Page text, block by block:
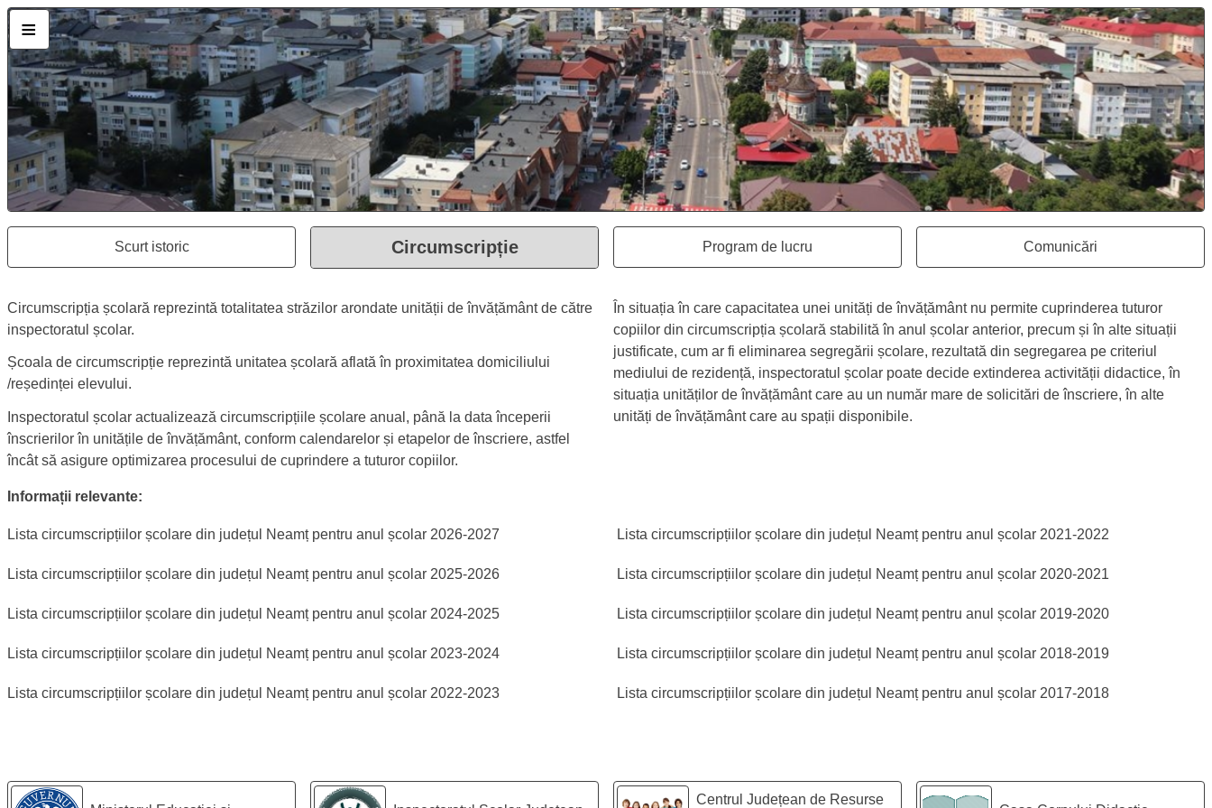
Școala Gimnazială „Nicu Albu” Piatra Neamț
Pagina „Circumscripție”
≡
Scurt istoric
Se deschide în aceeași fereastră Circumscripție
Se deschide în aceeași fereastră
Program de lucru
Se deschide în aceeași fereastră
Comunicări
Se deschide în aceeași
Circumscripția școlii:
Descriere
Circumscripția școlară reprezintă totalitatea străzilor arondate unității de învățământ de către
inspectoratul școlar.
Școala de circumscripție reprezintă unitatea școlară aflată în proximitatea domiciliului
/reședinței elevului.
Inspectoratul școlar actualizează circumscripțiile școlare anual, până la data începerii
înscrierilor în unitățile de învățământ, conform calendarelor și etapelor de înscriere, astfel
încât să asigure optimizarea procesului de cuprindere a tuturor copiilor.
În situația în care capacitatea unei unități de învățământ nu permite cuprinderea tuturor
copiilor din circumscripția școlară stabilită în anul școlar anterior, precum și în alte situații
justificate, cum ar fi eliminarea segregării școlare, rezultată din segregarea pe criteriul
mediului de rezidență, inspectoratul școlar poate decide extinderea activității didactice, în
situația unităților de învățământ care au un număr mare de solicitări de înscriere, în alte
unități de învățământ care au spații disponibile.
Informații relevante:
Lista circumscripțiilor școlare din județul Neamț pentru anul școlar 2026-2027
Lista circumscripțiilor școlare din județul Neamț pentru anul școlar 2025-2026
Lista circumscripțiilor școlare din județul Neamț pentru anul școlar 2024-2025
Lista circumscripțiilor școlare din județul Neamț pentru anul școlar 2023-2024
Lista circumscripțiilor școlare din județul Neamț pentru anul școlar 2022-2023
Lista circumscripțiilor școlare din județul Neamț pentru anul școlar 2021-2022
Lista circumscripțiilor școlare din județul Neamț pentru anul școlar 2020-2021
Lista circumscripțiilor școlare din județul Neamț pentru anul școlar 2019-2020
Lista circumscripțiilor școlare din județul Neamț pentru anul școlar 2018-2019
Lista circumscripțiilor școlare din județul Neamț pentru anul școlar 2017-2018
Legături utile:
Centrul Județean de Resurse